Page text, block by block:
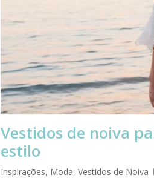
Vestidos de noiva
estilo
Inspirações, Moda, Vestidos de Noiva